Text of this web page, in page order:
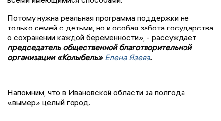
Потому нужна реальная программа поддержки не
только семей с детьми, но и особая забота государства
о сохранении каждой беременности», - рассуждает
председатель общественной благотворительной
организации «Колыбель» Елена Язева.
Напомним, что в Ивановской области за полгода
«вымер» целый город.